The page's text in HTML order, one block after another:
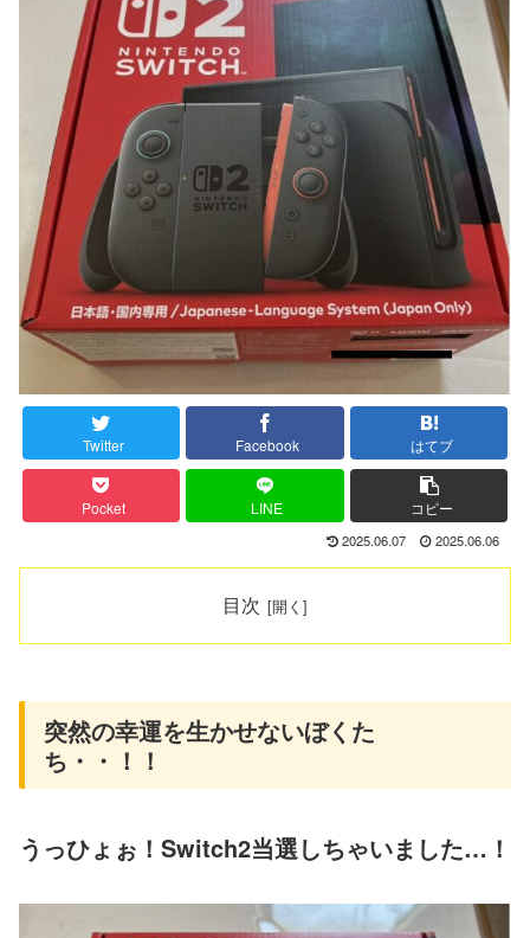
Twitter Facebook はてブ
Pocket LINE コピー
2025.06.07 2025.06.06
目次
突然の幸運を生かせないぼくた
ち・・！！
うっひょぉ！Switch2当選しちゃいました…！